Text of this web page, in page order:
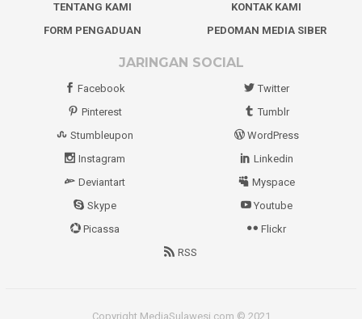
TENTANG KAMI
KONTAK KAMI
FORM PENGADUAN
PEDOMAN MEDIA SIBER
JARINGAN SOCIAL
Facebook
Twitter
Pinterest
Tumblr
Stumbleupon
WordPress
Instagram
Linkedin
Deviantart
Myspace
Skype
Youtube
Picassa
Flickr
RSS
Copyright MediaSulawesi.com © 2021